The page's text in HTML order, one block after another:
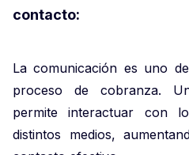
contacto:
La comunicación es uno
proceso de cobranza.
permite interactuar con
distintos medios,